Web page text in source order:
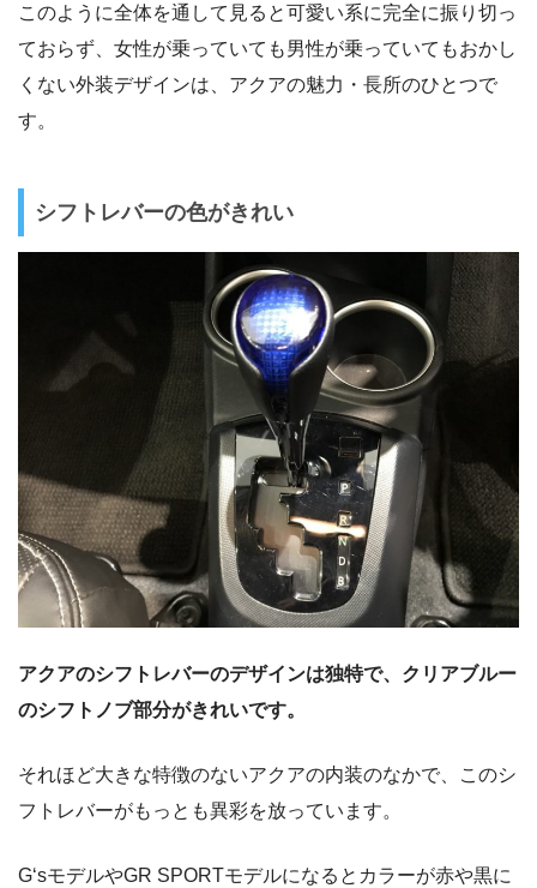
このように全体を通して見ると可愛い系に完全に振り切っ
ておらず、女性が乗っていても男性が乗っていてもおかし
くない外装デザインは、アクアの魅力・長所のひとつで
す。
シフトレバーの色がきれい
アクアのシフトレバーのデザインは独特で、クリアブルー
のシフトノブ部分がきれいです。
それほど大きな特徴のないアクアの内装のなかで、このシ
フトレバーがもっとも異彩を放っています。
G‘sモデルやGR SPORTモデルになるとカラーが赤や黒に